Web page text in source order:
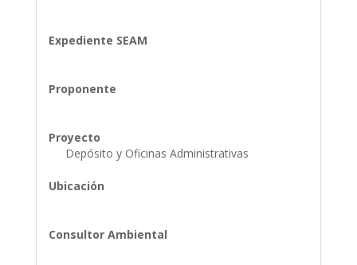
Expediente SEAM
Proponente
Proyecto
Depósito y Oficinas Administrativas
Ubicación
Consultor Ambiental